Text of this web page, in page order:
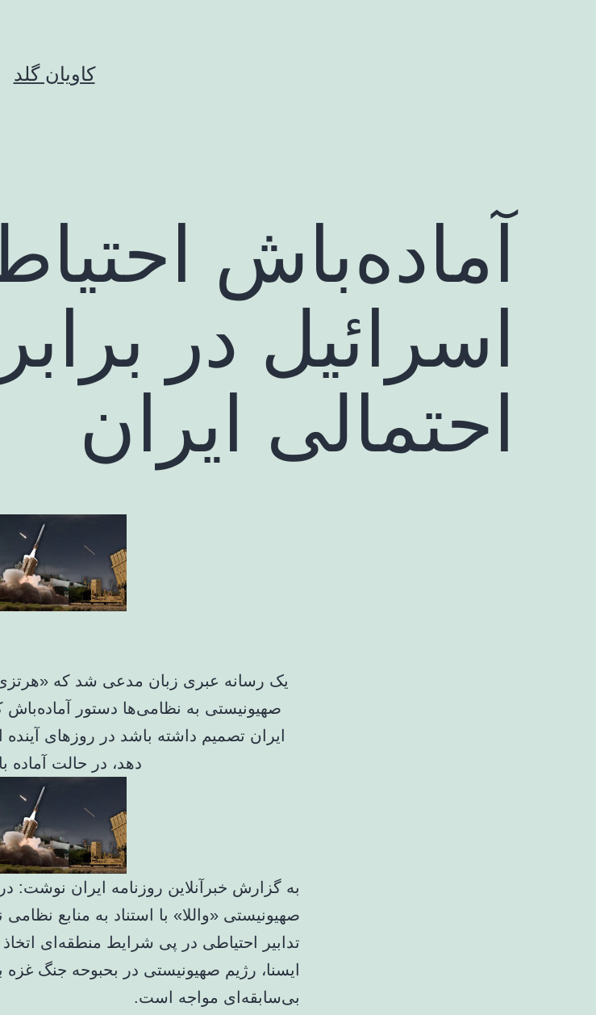
کاویان گلد
آماده‌باش
اسرائیل در
احتمالی ایران
یک رسانه عبری زبان مدعی شد که
صهیونیستی به نظامی‌ها دستور آماده‌باش
ایران تصمیم داشته باشد در روزهای
دهد، در حالت آماده
به گزارش خبرآنلاین روزنامه ایران
صهیونیستی «واللا» با استناد به منابع
تدابیر احتیاطی در پی شرایط منطقه‌ای
ایسنا، رژیم صهیونیستی در بحبوحه جنگ
بی‌سابقه‌ای مواجه است.